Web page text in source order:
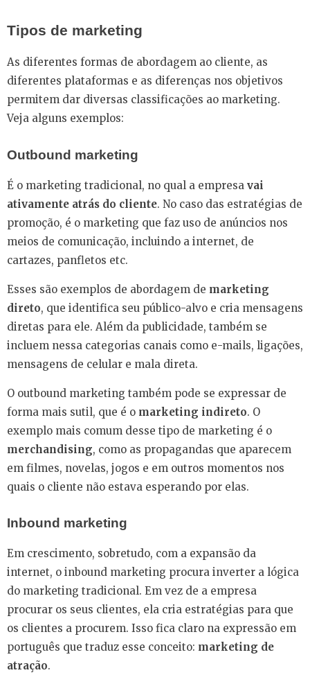
Tipos de marketing
As diferentes formas de abordagem ao cliente, as
diferentes plataformas e as diferenças nos objetivos
permitem dar diversas classificações ao marketing.
Veja alguns exemplos:
Outbound marketing
É o marketing tradicional, no qual a empresa vai
ativamente atrás do cliente. No caso das estratégias de
promoção, é o marketing que faz uso de anúncios nos
meios de comunicação, incluindo a internet, de
cartazes, panfletos etc.
Esses são exemplos de abordagem de marketing
direto, que identifica seu público-alvo e cria mensagens
diretas para ele. Além da publicidade, também se
incluem nessa categorias canais como e-mails, ligações,
mensagens de celular e mala direta.
O outbound marketing também pode se expressar de
forma mais sutil, que é o marketing indireto. O
exemplo mais comum desse tipo de marketing é o
merchandising, como as propagandas que aparecem
em filmes, novelas, jogos e em outros momentos nos
quais o cliente não estava esperando por elas.
Inbound marketing
Em crescimento, sobretudo, com a expansão da
internet, o inbound marketing procura inverter a lógica
do marketing tradicional. Em vez de a empresa
procurar os seus clientes, ela cria estratégias para que
os clientes a procurem. Isso fica claro na expressão em
português que traduz esse conceito: marketing de
atração.